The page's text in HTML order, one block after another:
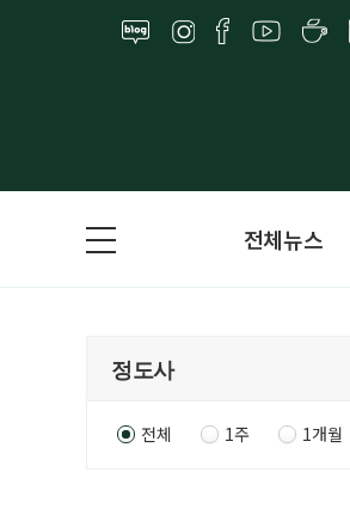
전체뉴스
전체 1주 1개월